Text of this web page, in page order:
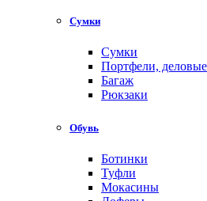
Сумки
Сумки
Портфели,
Багаж
Рюкзаки
Обувь
Ботинки
Туфли
Мокасины